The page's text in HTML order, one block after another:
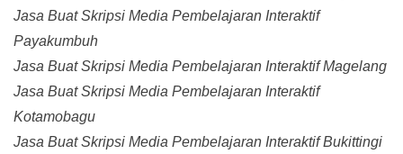
Jasa Buat Skripsi Media Pembelajaran Interaktif
Payakumbuh
Jasa Buat Skripsi Media Pembelajaran Interaktif Magelang
Jasa Buat Skripsi Media Pembelajaran Interaktif
Kotamobagu
Jasa Buat Skripsi Media Pembelajaran Interaktif Bukittingi